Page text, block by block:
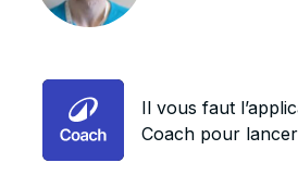
Il vous faut
Coach pour